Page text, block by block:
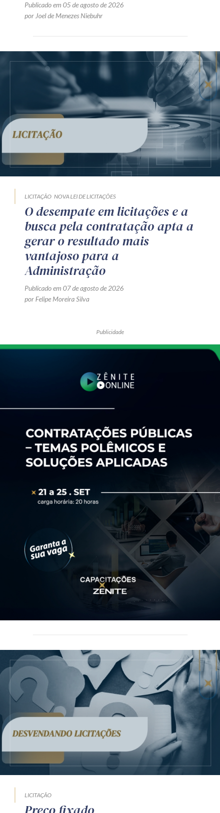
Publicado em 05 de agosto de 2026
por Joel de Menezes Niebuhr
LICITAÇÃO NOVA LEI DE LICITAÇÕES
O desempate em licitações e a
busca pela contratação apta a
gerar o resultado mais
vantajoso para a
Administração
Publicado em 07 de agosto de 2026
por Felipe Moreira Silva
Publicidade
LICITAÇÃO